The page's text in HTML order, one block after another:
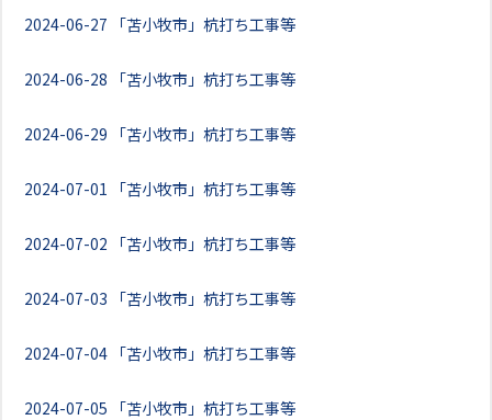
2024-06-27 「苫小牧市」杭打ち工事等
2024-06-28 「苫小牧市」杭打ち工事等
2024-06-29 「苫小牧市」杭打ち工事等
2024-07-01 「苫小牧市」杭打ち工事等
2024-07-02 「苫小牧市」杭打ち工事等
2024-07-03 「苫小牧市」杭打ち工事等
2024-07-04 「苫小牧市」杭打ち工事等
2024-07-05 「苫小牧市」杭打ち工事等